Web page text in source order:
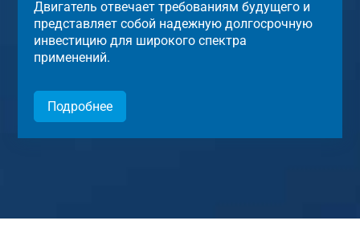
Двигатель отвечает требованиям будущего и
представляет собой надежную долгосрочную
инвестицию для широкого спектра
применений.
Подробнее